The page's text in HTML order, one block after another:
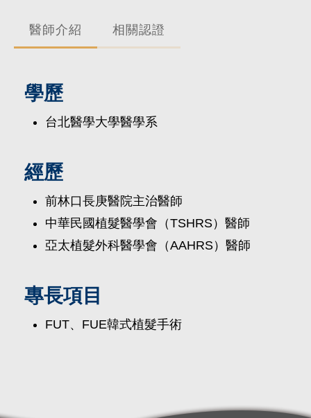
醫師介紹 相關認證
學歷
台北醫學大學醫學系
經歷
前林口長庚醫院主治醫師
中華民國植髮醫學會（TSHRS）醫師
亞太植髮外科醫學會（AAHRS）醫師
專長項目
FUT、FUE韓式植髮手術